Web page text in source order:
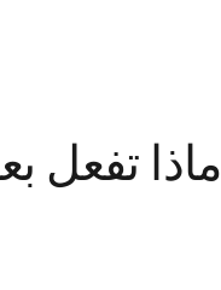
ماذا تفعل